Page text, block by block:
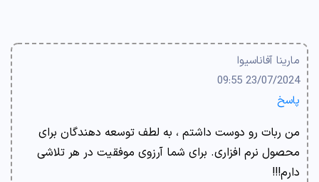
مارینا آفاناسیوا
23/07/2024 09:55
پاسخ
من ربات رو دوست داشتم ، به لطف توسعه دهندگان برای
محصول نرم افزاری. برای شما آرزوی موفقیت در هر تلاشی
دارم!!!